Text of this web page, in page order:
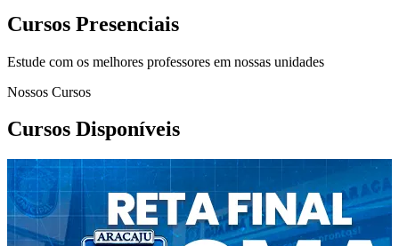
Cursos Presenciais
Estude com os melhores professores em nossas unidades
Nossos Cursos
Cursos Disponíveis